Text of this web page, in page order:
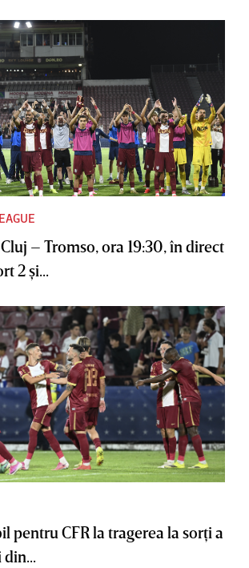
– Tromso, ora 19:30, în direct
2 şi...
pentru CFR la tragerea la sorţi a